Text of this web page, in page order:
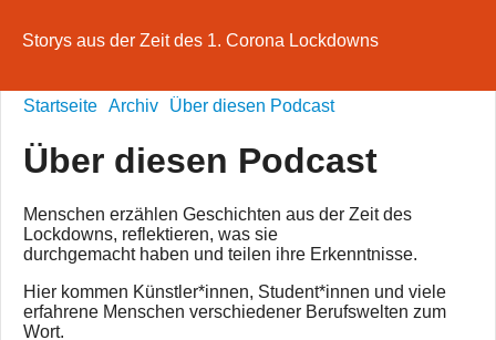
Storys aus der Zeit des 1. Corona Lockdowns
Startseite Archiv Über diesen Podcast
Über diesen Podcast
Menschen erzählen Geschichten aus der Zeit des
Lockdowns, reflektieren, was sie
durchgemacht haben und teilen ihre Erkenntnisse.
Hier kommen Künstler*innen, Student*innen und viele
erfahrene Menschen verschiedener Berufswelten zum
Wort.